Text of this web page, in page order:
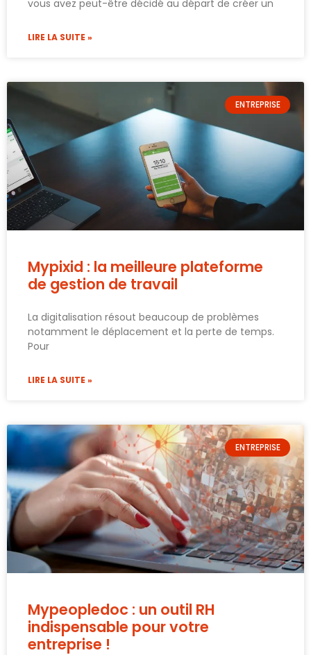
vous avez peut-être décidé au départ de créer un
LIRE LA SUITE »
ENTREPRISE
Mypixid : la meilleure plateforme
de gestion de travail
La digitalisation résout beaucoup de problèmes
notamment le déplacement et la perte de temps.
Pour
LIRE LA SUITE »
ENTREPRISE
Mypeopledoc : un outil RH
indispensable pour votre
entreprise !